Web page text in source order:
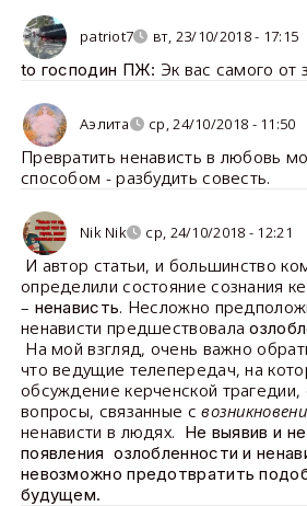
patriot7 вт, 23/10/2018 - 17:15
to господин ПЖ: Эк вас самого от
Аэлита ср, 24/10/2018 - 11:50
Превратить ненависть в любовь
способом - разбудить совесть.
Nik Nik ср, 24/10/2018 - 12:21
И автор статьи, и большинство
определили состояние сознания
– ненависть. Несложно
ненависти предшествовала
На мой взгляд, очень важно
что ведущие телепередач, на
обсуждение керченской
вопросы, связанные с
ненависти в людях. Не выявив и
появления озлобленности и
невозможно предотвратить
будущем.